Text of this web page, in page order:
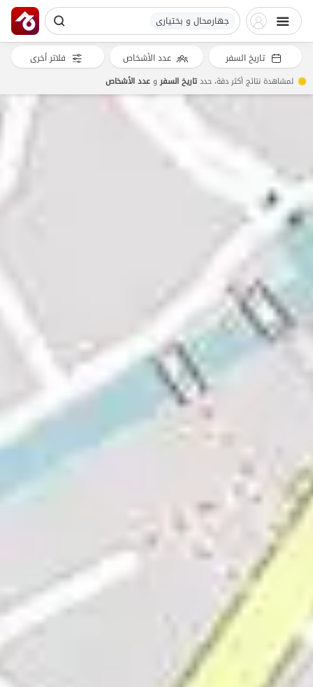
جهارمحال و بختیاری
تاريخ السفر عدد الأشخاص فلاتر أخرى
لمشاهدة نتائج أكثر دقة، حددتاريخ السفروعدد الأشخاص